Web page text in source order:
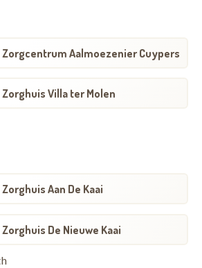
en Zorgcentrum Aalmoezenier Cuypers
Villa ter Molen
Aan De Kaai
De Nieuwe Kaai